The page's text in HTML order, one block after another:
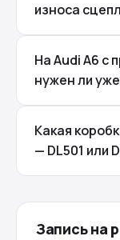
износа
На Audi A6 с
нужен ли
Какая
— DL501 или
Запись на